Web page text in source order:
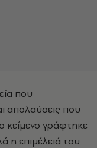
που
απολαύσεις που
κείµενο γράφτηκε
η επιµέλειά του